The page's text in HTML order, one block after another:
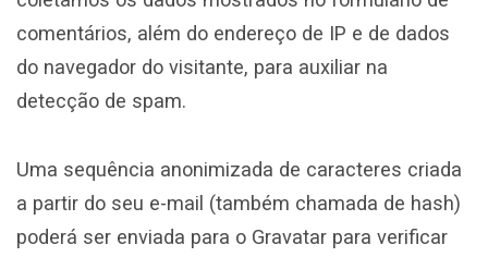
comentários, além do endereço de IP e de dados
do navegador do visitante, para auxiliar na
detecção de spam.
Uma sequência anonimizada de caracteres criada
a partir do seu e-mail (também chamada de hash)
poderá ser enviada para o Gravatar para verificar